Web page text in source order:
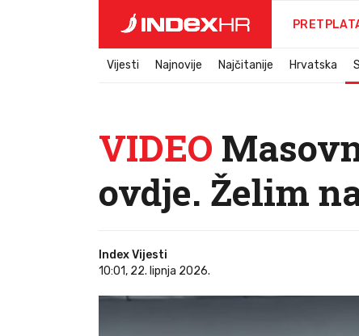
Vijesti Najnovije Najčitanije Hrvatska
VIDEO
ovdje. Želim
Index Vijesti
10:01, 22. lipnja 2026.